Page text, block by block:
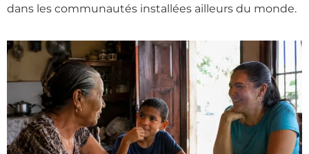
dans les communautés installées ailleurs du monde.